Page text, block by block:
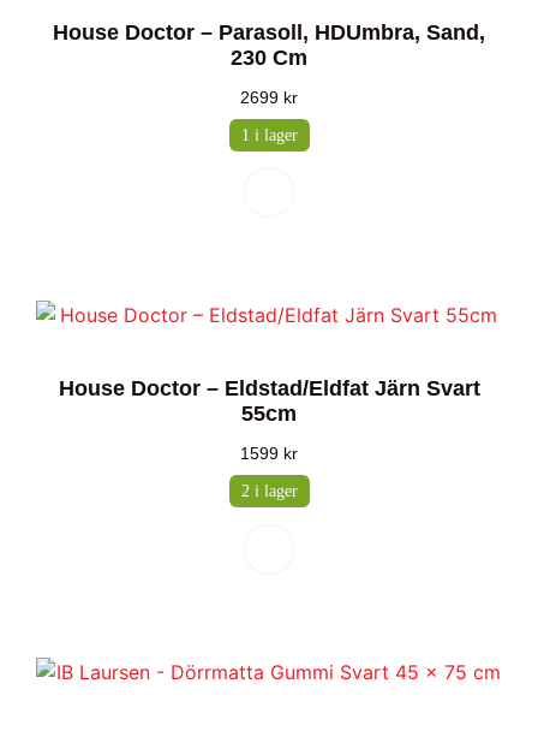
House Doctor – Parasoll, HDUmbra, Sand,
230 Cm
2699 kr
1 i lager
House Doctor – Eldstad/Eldfat Järn Svart
55cm
1599 kr
2 i lager